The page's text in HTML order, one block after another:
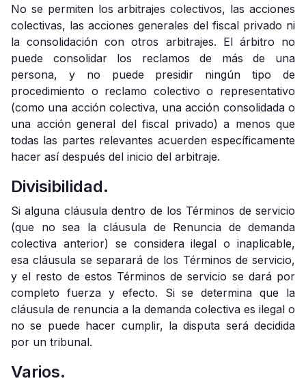
No se permiten los arbitrajes colectivos, las acciones
colectivas, las acciones generales del fiscal privado ni
la consolidación con otros arbitrajes. El árbitro no
puede consolidar los reclamos de más de una
persona, y no puede presidir ningún tipo de
procedimiento o reclamo colectivo o representativo
(como una acción colectiva, una acción consolidada o
una acción general del fiscal privado) a menos que
todas las partes relevantes acuerden específicamente
hacer así después del inicio del arbitraje.
Divisibilidad.
Si alguna cláusula dentro de los Términos de servicio
(que no sea la cláusula de Renuncia de demanda
colectiva anterior) se considera ilegal o inaplicable,
esa cláusula se separará de los Términos de servicio,
y el resto de estos Términos de servicio se dará por
completo fuerza y ​​efecto. Si se determina que la
cláusula de renuncia a la demanda colectiva es ilegal o
no se puede hacer cumplir, la disputa será decidida
por un tribunal.
Varios.